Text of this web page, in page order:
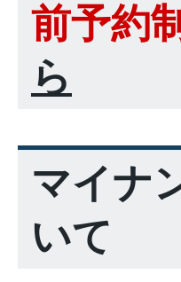
前予約
ら
マイナ
いて